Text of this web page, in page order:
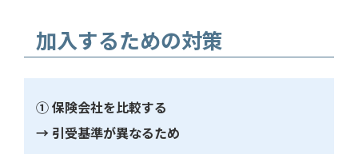
加入するための対策
① 保険会社を比較する
→ 引受基準が異なるため